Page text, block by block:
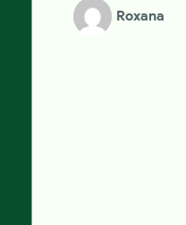
Roxana